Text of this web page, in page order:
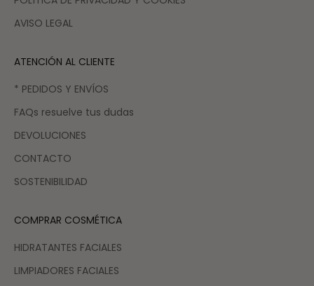
AVISO LEGAL
ATENCIÓN AL CLIENTE
* PEDIDOS Y ENVÍOS
FAQs resuelve tus dudas
DEVOLUCIONES
CONTACTO
SOSTENIBILIDAD
COMPRAR COSMÉTICA
HIDRATANTES FACIALES
LIMPIADORES FACIALES